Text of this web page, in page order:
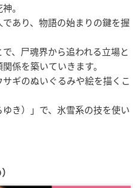
。
あり、物語の始まりの鍵を握
、尸魂界から追われる立場と
係を築いていきます。
ギのぬいぐるみや絵を描くこ
き）」で、氷雪系の技を使い